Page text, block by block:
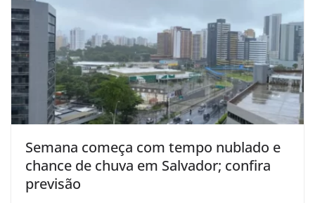
Semana começa com tempo nublado e
chance de chuva em Salvador; confira
previsão